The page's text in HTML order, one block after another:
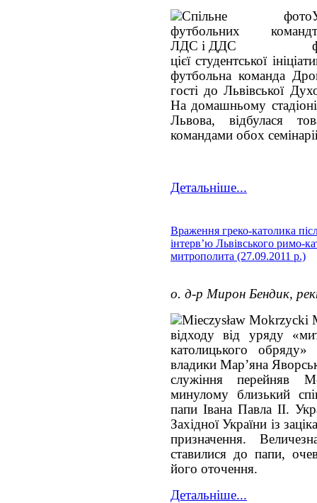
цієї студентської
футбольна команда
гості до Львівської
На домашньому
Львова, відбулася
командами обох
Детальніше...
Враження греко-католика
інтерв’ю Львівського римо-
митрополита (27.09.2011 р.)
о. д-р Мирон Бендик,
відходу від уряду
католицького обряду»
владики Мар’яна
служіння перейняв
минулому близький
папи Івана Павла ІІ.
Західної України із
призначення.
ставилися до папи,
його оточення.
Детальніше...